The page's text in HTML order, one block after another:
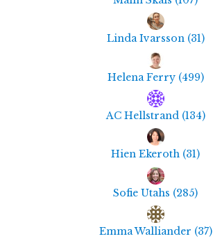
Linda Ivarsson (31)
Helena Ferry (499)
AC Hellstrand (134)
Hien Ekeroth (31)
Sofie Utahs (285)
Emma Walliander (37)